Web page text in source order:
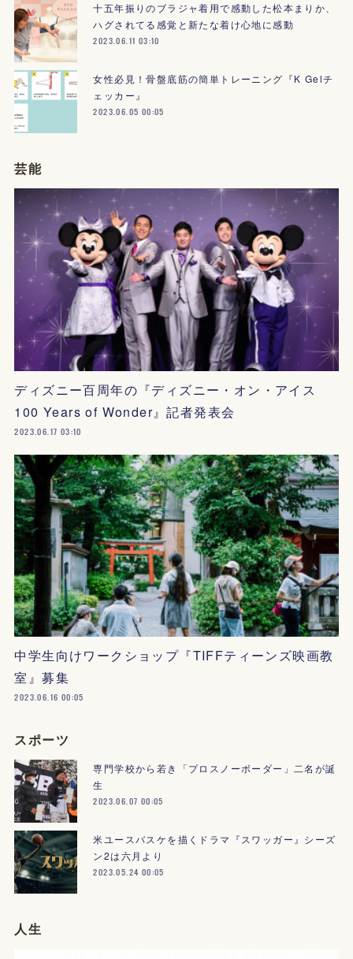
十五年振りのブラジャ着用で感動した松本まりか、
ハグされてる感覚と新たな着け心地に感動
2023.06.11 03:10
女性必見！骨盤底筋の簡単トレーニング『K Gelチ
ェッカー』
2023.06.05 00:05
芸能
ディズニー百周年の『ディズニー・オン・アイス
100 Years of Wonder』記者発表会
2023.06.17 03:10
中学生向けワークショップ『TIFFティーンズ映画教
室』募集
2023.06.16 00:05
スポーツ
専門学校から若き「プロスノーボーダー」二名が誕
生
2023.06.07 00:05
米ユースバスケを描くドラマ『スワッガー』シーズ
ン2は六月より
2023.05.24 00:05
人生